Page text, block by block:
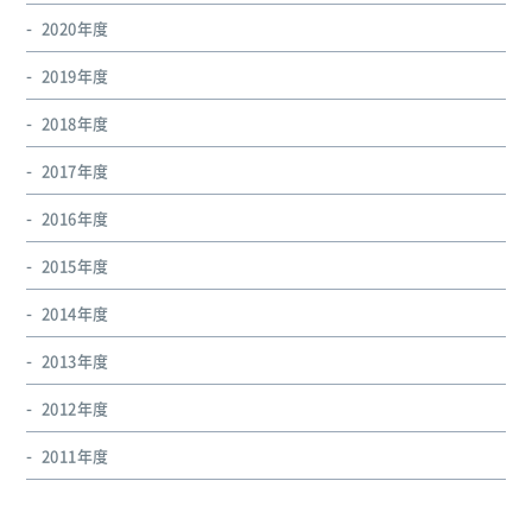
2020年度
2019年度
2018年度
2017年度
2016年度
2015年度
2014年度
2013年度
2012年度
2011年度